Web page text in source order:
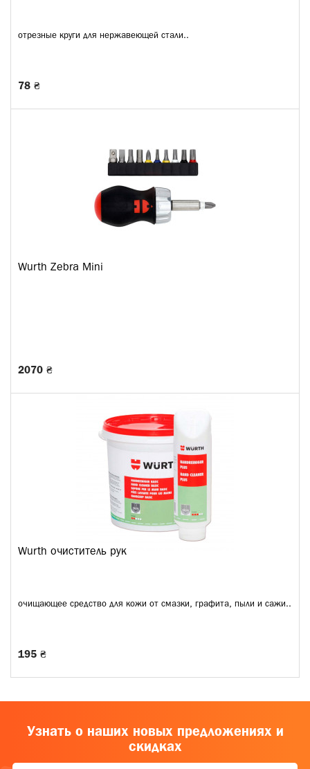
отрезные круги для нержавеющей стали..
78 ₴
Wurth Zebra Mini
2070 ₴
Wurth очиститель рук
очищающее средство для кожи от смазки, графита, пыли и сажи..
195 ₴
Узнать о наших новых предложениях и
скидках